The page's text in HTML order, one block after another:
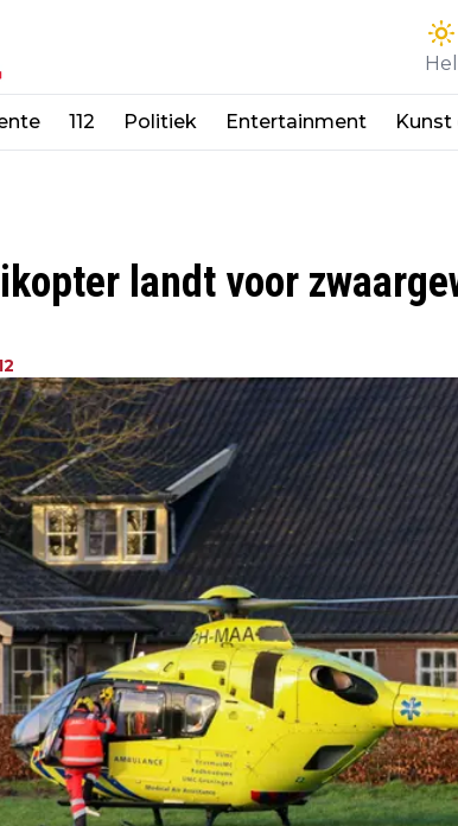
112 Politiek Entertainment Kunst
landt voor